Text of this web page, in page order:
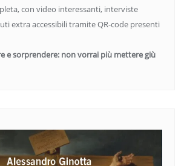
con video interessanti, interviste
extra accessibili tramite QR-code presenti
e sorprendere: non vorrai più mettere giù